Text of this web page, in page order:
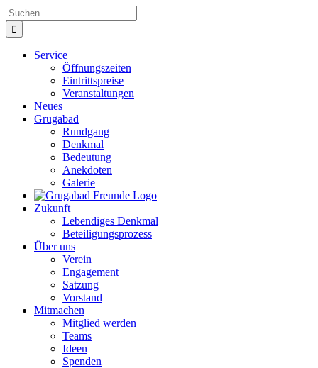
Zum
Inhalt
springen
Suche
nach:
Service
Öffnungszeiten
Eintrittspreise
Veranstaltungen
Neues
Grugabad
Rundgang
Denkmal
Bedeutung
Anekdoten
Galerie
Zukunft
Lebendiges Denkmal
Beteiligungsprozess
Über uns
Verein
Engagement
Satzung
Vorstand
Mitmachen
Mitglied werden
Teams
Ideen
Spenden